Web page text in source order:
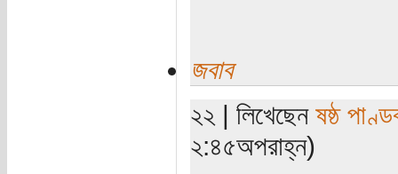
জবাব
২২ | লিখেছেন ষষ্ঠ
২:৪৫অপরাহ্ন)